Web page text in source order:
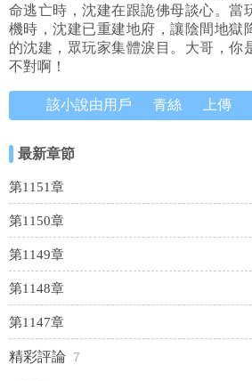
命逃亡時，沈建在跟詭佛母談心。當
機時，沈建已重建地府，讓陰間地獄
的沈建，眾玩家集體淚目。大哥，你
不對啊！
該小說由用戶 青絲 上傳
最新章節
第1151章
第1150章
第1149章
第1148章
第1147章